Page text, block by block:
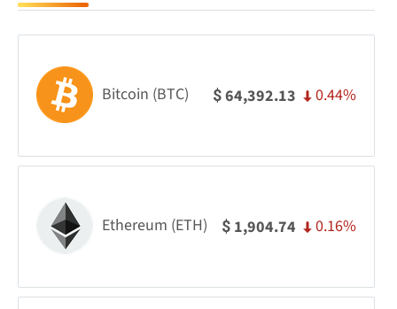
Bitcoin (BTC) $64,392.13 0.44%
Ethereum (ETH) $ 1,904.74 0.16%